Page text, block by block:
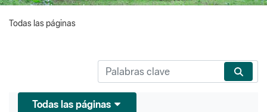
Todas las páginas
Todas las páginas